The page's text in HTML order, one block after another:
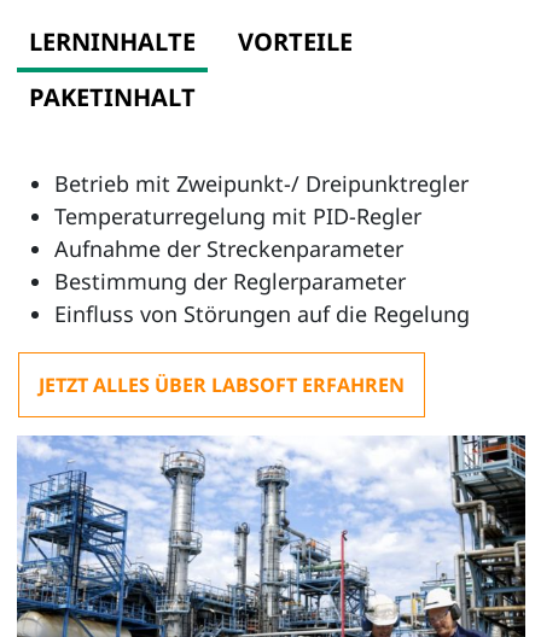
LERNINHALTE
VORTEILE
PAKETINHALT
Betrieb mit Zweipunkt-/ Dreipunktregler
Temperaturregelung mit PID-Regler
Aufnahme der Streckenparameter
Bestimmung der Reglerparameter
Einfluss von Störungen auf die Regelung
JETZT ALLES ÜBER LABSOFT ERFAHREN